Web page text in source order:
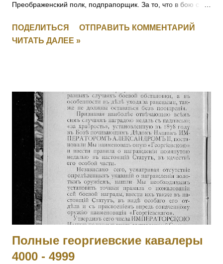
Преображенский полк, подпрапорщик. За то, что в бою с
командир поручик граф Татищев выбыл из строя
вследствие ранения. Головач, не растерявшись, тотчас же
5538 и 4 ст. No 97018 за Русско-Японскую войну, медали 3
ст. No 11473, 4 ст. No 1124. 2001 ОРЕЛ Яков — Л.гв.
Павловский полк, 7 рота, подпрапорщик. За то, что в бою
4.11.1914 у д. Янгрот, за убылью из строя всех господ
офицеров, принял на себя командование ротой, сохранил
порядок в роте и отразил ожесточенную атаку противнику.
[II-992, III-8460, IV-5177] 2002 КОБЫЛЕЦКИЙ Лев Орестович
— Л.гв. Московский полк, команда конных разведчиков, ст.
унтер-офицер. За отличие в боях с 6 по 10.11.19...
ПОДЕЛИТЬСЯ
ОТПРАВИТЬ КОММЕНТАРИЙ
ЧИТАТЬ ДАЛЕЕ »
Полные георгиевские кавалеры
4000 - 4999